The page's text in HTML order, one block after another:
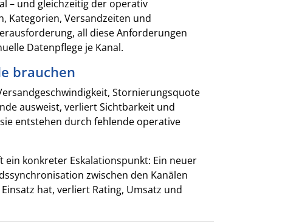
– und gleichzeitig der operativ
Kategorien, Versandzeiten und
all diese Anforderungen
Datenpflege je Kanal.
brauchen
Stornierungsquote
ausweist, verliert Sichtbarkeit und
entstehen durch fehlende operative
ein konkreter Eskalationspunkt: Ein neuer
zwischen den Kanälen
hat, verliert Rating, Umsatz und